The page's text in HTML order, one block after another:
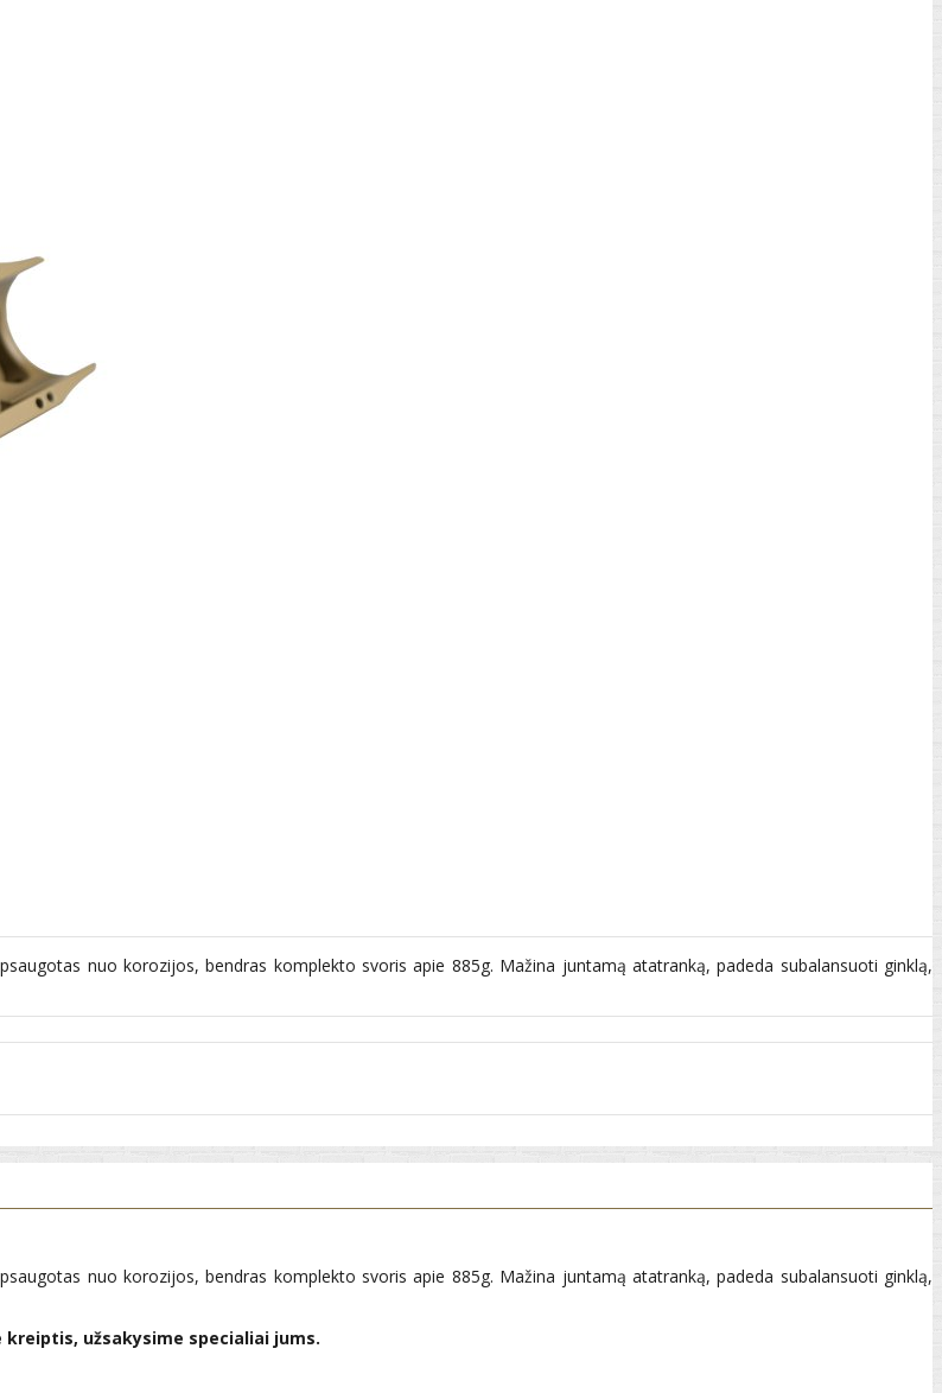
nuo korozijos, bendras komplekto svoris apie 885g. Mažina juntamą atatranką, padeda subalansuoti ginklą,
nuo korozijos, bendras komplekto svoris apie 885g. Mažina juntamą atatranką, padeda subalansuoti ginklą,
užsakysime specialiai jums.